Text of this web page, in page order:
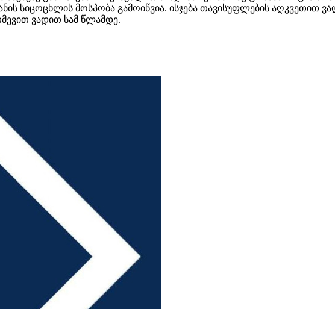
სიცოცხლის მოსპობა გამოიწვია. ისჯება თავისუფლების აღკვეთით
ვადით სამ წლამდე.